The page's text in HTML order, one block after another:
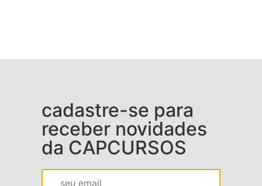
cadastre-se para
receber novidades
da CAPCURSOS